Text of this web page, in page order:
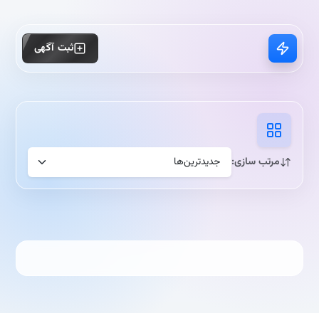
ثبت آگهی
مرتب سازی: